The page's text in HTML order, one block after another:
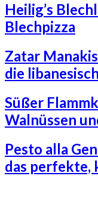
Heilig’s
Blechpizza
Zatar
die
Süßer
Walnüssen
Pesto alla
das perfekte,